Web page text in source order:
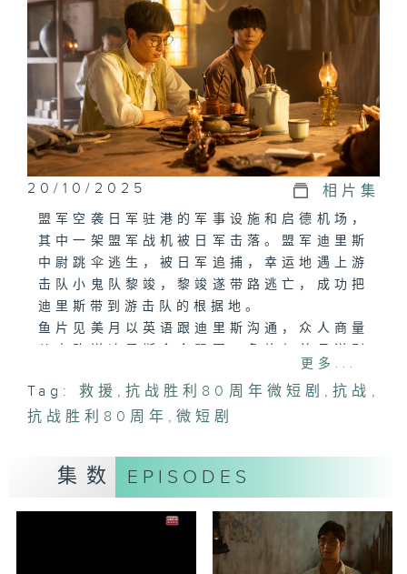
20/10/2025 相片集
盟军空袭日军驻港的军事设施和启德机场，
其中一架盟军战机被日军击落。盟军迪里斯
中尉跳伞逃生，被日军追捕，幸运地遇上游
击队小鬼队黎竣，黎竣遂带路逃亡，成功把
迪里斯带到游击队的根据地。
鱼片见美月以英语跟迪里斯沟通，众人商量
迪里斯后，得悉美月的身世，原来美月本是
生于小康之家，念英文书院，因全家遭日军
杀害，幸得游击队救助，遂成为游击队一
鱼片感慨战争改变了每一个人的命运。
更多...
Tag: 救援 , 抗战胜利80周年微短剧 ,抗战 ,
抗战胜利80周年 ,微短剧
集数 EPISODES